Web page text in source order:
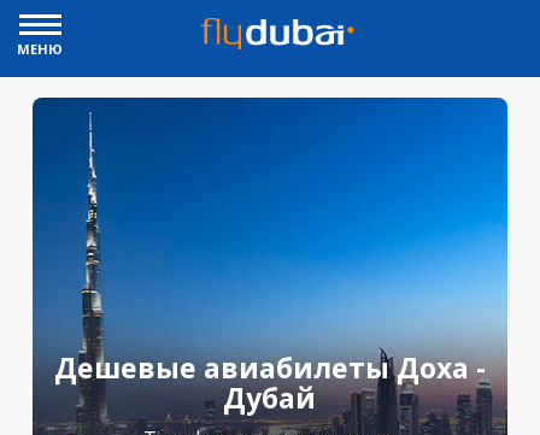
МЕНЮ
Дешевые авиабилеты Доха -
Дубай